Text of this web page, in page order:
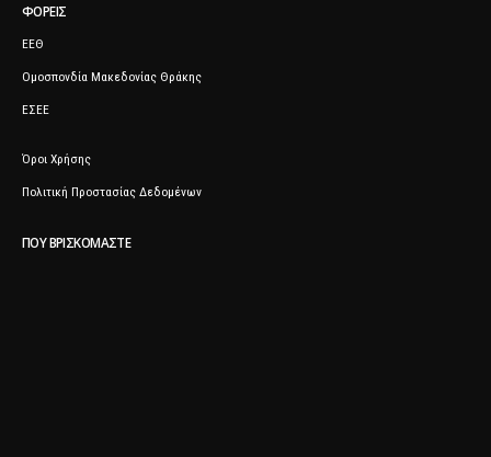
ΦΟΡΕΊΣ
ΕΕΘ
Ομοσπονδία Μακεδονίας Θράκης
ΕΣΕΕ
Όροι Χρήσης
Πολιτική Προστασίας Δεδομένων
ΠΟΥ ΒΡΙΣΚΌΜΑΣΤΕ